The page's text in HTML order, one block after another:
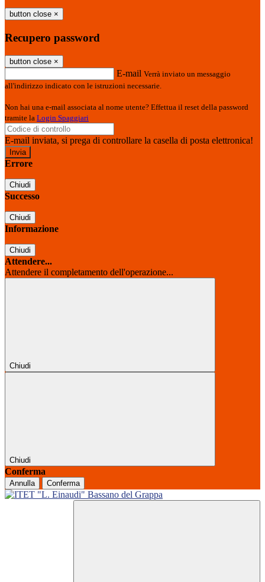
button close ×
Recupero password
button close ×
E-mail Verrà inviato un messaggio
all'indirizzo indicato con le istruzioni necessarie.
Non hai una e-mail associata al nome utente? Effettua il reset della password
tramite la Login Spaggiari
E-mail inviata, si prega di controllare la casella di posta elettronica!
Errore
Chiudi
Successo
Chiudi
Informazione
Chiudi
Attendere...
Attendere il completamento dell'operazione...
Chiudi
Chiudi
Conferma
Annulla Conferma